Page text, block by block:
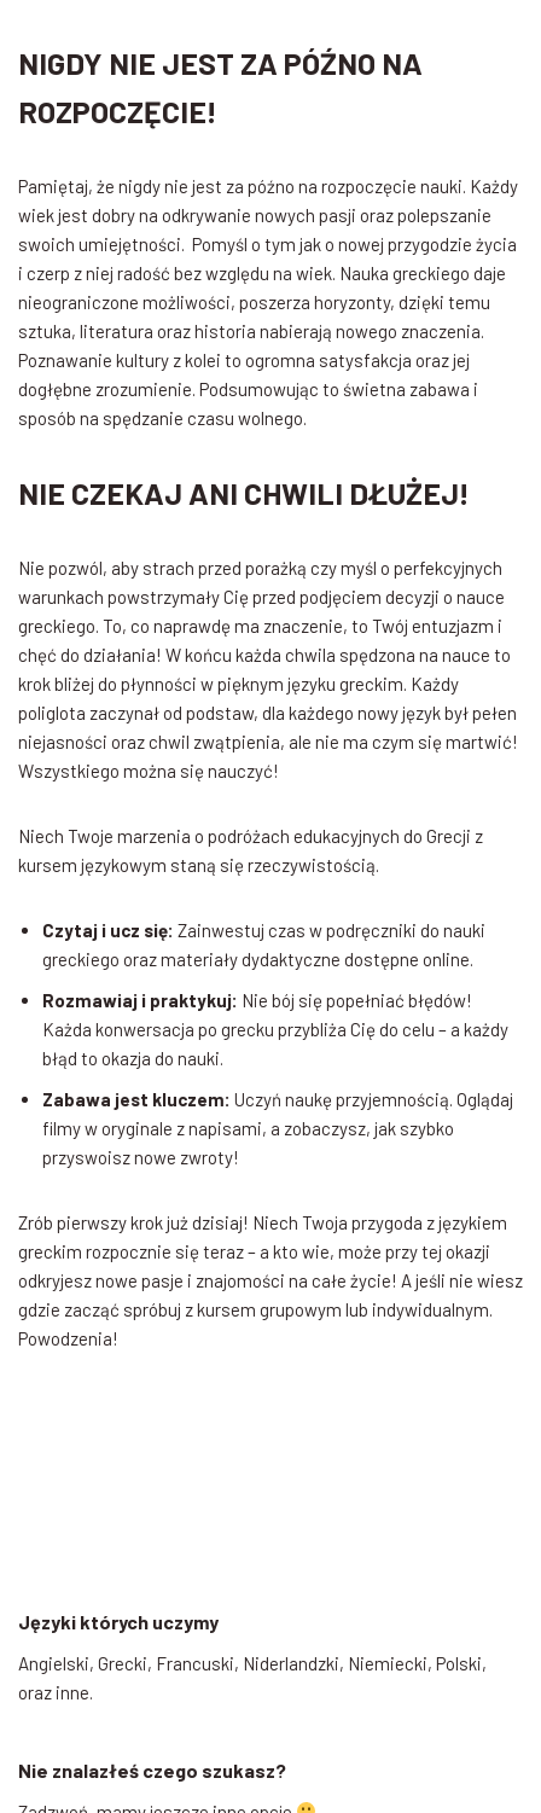
NIGDY NIE JEST ZA PÓŹNO NA
ROZPOCZĘCIE!
Pamiętaj, że nigdy nie jest za późno na rozpoczęcie nauki. Każdy
wiek jest dobry na odkrywanie nowych pasji oraz polepszanie
swoich umiejętności. Pomyśl o tym jak o nowej przygodzie życia
i czerp z niej radość bez względu na wiek. Nauka greckiego daje
nieograniczone możliwości, poszerza horyzonty, dzięki temu
sztuka, literatura oraz historia nabierają nowego znaczenia.
Poznawanie kultury z kolei to ogromna satysfakcja oraz jej
dogłębne zrozumienie. Podsumowując to świetna zabawa i
sposób na spędzanie czasu wolnego.
NIE CZEKAJ ANI CHWILI DŁUŻEJ!
Nie pozwól, aby strach przed porażką czy myśl o perfekcyjnych
warunkach powstrzymały Cię przed podjęciem decyzji o nauce
greckiego. To, co naprawdę ma znaczenie, to Twój entuzjazm i
chęć do działania! W końcu każda chwila spędzona na nauce to
krok bliżej do płynności w pięknym języku greckim. Każdy
poliglota zaczynał od podstaw, dla każdego nowy język był pełen
niejasności oraz chwil zwątpienia, ale nie ma czym się martwić!
Wszystkiego można się nauczyć!
Niech Twoje marzenia o podróżach edukacyjnych do Grecji z
kursem językowym staną się rzeczywistością.
Czytaj i ucz się: Zainwestuj czas w podręczniki do nauki
greckiego oraz materiały dydaktyczne dostępne online.
Rozmawiaj i praktykuj: Nie bój się popełniać błędów!
Każda konwersacja po grecku przybliża Cię do celu – a każdy
błąd to okazja do nauki.
Zabawa jest kluczem: Uczyń naukę przyjemnością. Oglądaj
filmy w oryginale z napisami, a zobaczysz, jak szybko
przyswoisz nowe zwroty!
Zrób pierwszy krok już dzisiaj! Niech Twoja przygoda z językiem
greckim rozpocznie się teraz – a kto wie, może przy tej okazji
odkryjesz nowe pasje i znajomości na całe życie! A jeśli nie wiesz
gdzie zacząć spróbuj z kursem grupowym lub indywidualnym.
Powodzenia!
Języki których uczymy
Angielski, Grecki, Francuski, Niderlandzki, Niemiecki, Polski,
oraz inne.
Nie znalazłeś czego szukasz?